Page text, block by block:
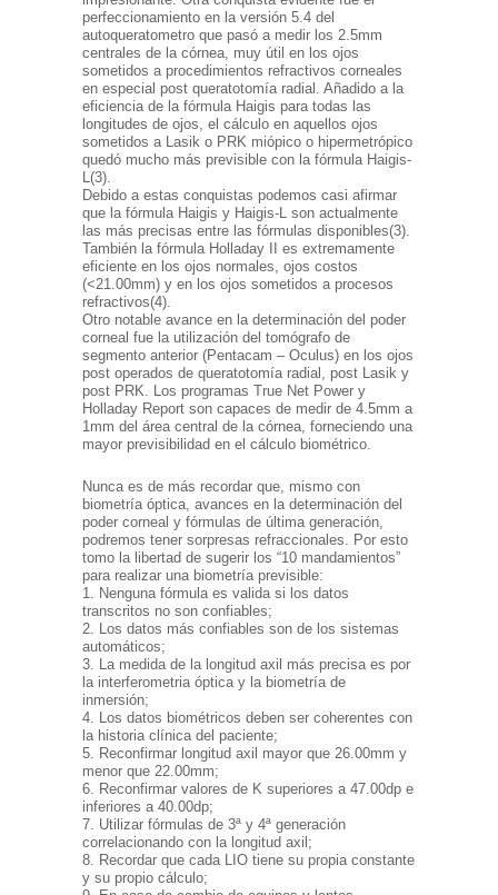
perfeccionamiento en la versión 5.4 del
autoqueratometro que pasó a medir los 2.5mm
centrales de la córnea, muy útil en los ojos
sometidos a procedimientos refractivos corneales
en especial post queratotomía radial. Añadido a la
eficiencia de la fórmula Haigis para todas las
longitudes de ojos, el cálculo en aquellos ojos
sometidos a Lasik o PRK miópico o hipermetrópico
quedó mucho más previsible con la fórmula Haigis-
L(3).
Debido a estas conquistas podemos casi afirmar
que la fórmula Haigis y Haigis-L son actualmente
las más precisas entre las fórmulas disponibles(3).
También la fórmula Holladay II es extremamente
eficiente en los ojos normales, ojos costos
(<21.00mm) y en los ojos sometidos a procesos
refractivos(4).
Otro notable avance en la determinación del poder
corneal fue la utilización del tomógrafo de
segmento anterior (Pentacam – Oculus) en los ojos
post operados de queratotomía radial, post Lasik y
post PRK. Los programas True Net Power y
Holladay Report son capaces de medir de 4.5mm a
1mm del área central de la córnea, forneciendo una
mayor previsibilidad en el cálculo biométrico.
Nunca es de más recordar que, mismo con
biometría óptica, avances en la determinación del
poder corneal y fórmulas de última generación,
podremos tener sorpresas refraccionales. Por esto
tomo la libertad de sugerir los “10 mandamientos”
para realizar una biometría previsible:
1. Nenguna fórmula es valida si los datos
transcritos no son confiables;
2. Los datos más confiables son de los sistemas
automáticos;
3. La medida de la longitud axil más precisa es por
la interferometria óptica y la biometría de
inmersión;
4. Los datos biométricos deben ser coherentes con
la historia clínica del paciente;
5. Reconfirmar longitud axil mayor que 26.00mm y
menor que 22.00mm;
6. Reconfirmar valores de K superiores a 47.00dp e
inferiores a 40.00dp;
7. Utilizar fórmulas de 3ª y 4ª generación
correlacionando con la longitud axil;
8. Recordar que cada LIO tiene su propia constante
y su propio cálculo;